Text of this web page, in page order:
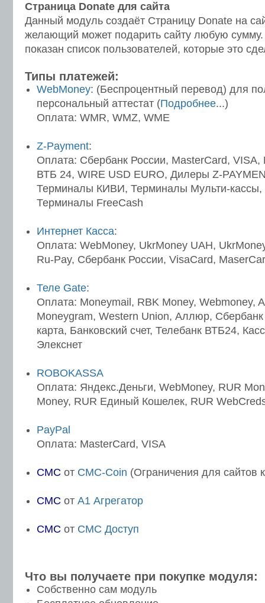
Страница Donate для сайта
Данный модуль создаёт Страницу Donate на
желающий может подарить сайту любую сумму.
показан список пользователей, которые это
Типы платежей:
WebMoney: (Беспроцентный перевод) для
персональный аттестат (Подробнее...)
Оплата: WMR, WMZ, WME
Z-Payment:
Оплата: Сбербанк России, MasterCard,
ВТБ 24, WIRE USD EURO, Дилеры Z-
Терминалы КИВИ, Терминалы Мульти-кассы,
Терминалы FreeCash
Интернет Касса:
Оплата: WebMoney, UkrMoney UAH,
Ru-Pay, Сбербанк России, VisaCard,
Теле Gate:
Оплата: Moneymail, RBK Money, Webmoney,
Moneygram, Western Union, Аллюр,
карта, Банковский счет, Телебанк ВТБ24,
Элекснет
ROBOKASSA
Оплата: Яндекс.Деньги, WebMoney, RUR
Money, RUR Единый Кошелек, RUR
PayPal
Оплата: MasterCard, VISA
СМС от CMC-Coin (Ограничения для сайтов
СМС от A1 Агрегатор
СМС от СМС Доступ
Что вы получаете при покупке модуля:
Собственно сам модуль